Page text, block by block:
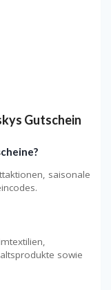
Gutschein
saisonale
sowie